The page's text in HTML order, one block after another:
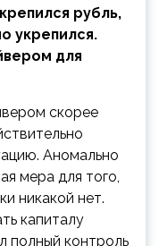
рубль,
укрепился.
для
скорее
Аномально
мера для того,
никакой нет.
капиталу
полный контроль